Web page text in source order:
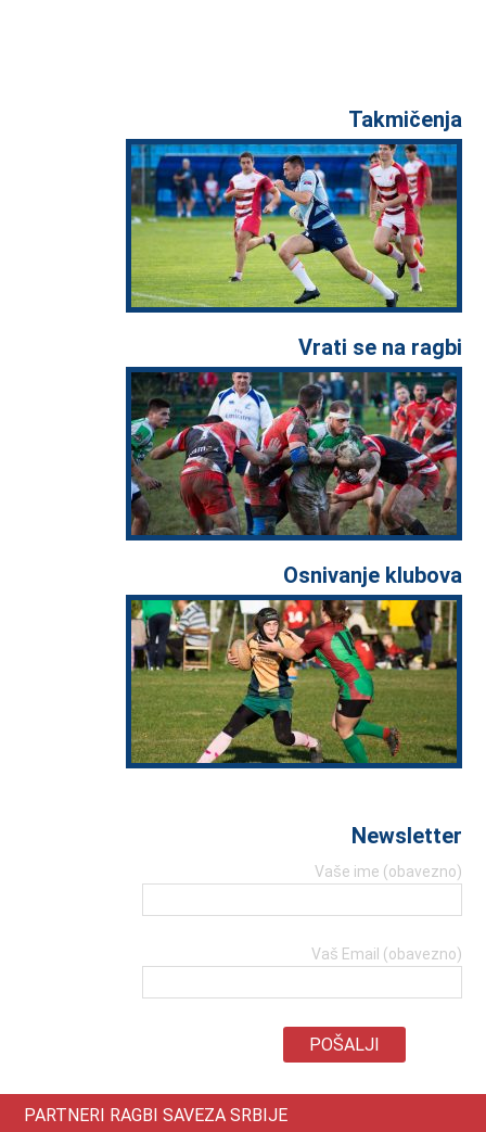
Takmičenja
Vrati se na ragbi
Osnivanje klubova
Newsletter
Vaše ime (obavezno)
Vaš Email (obavezno)
PARTNERI RAGBI SAVEZA SRBIJE